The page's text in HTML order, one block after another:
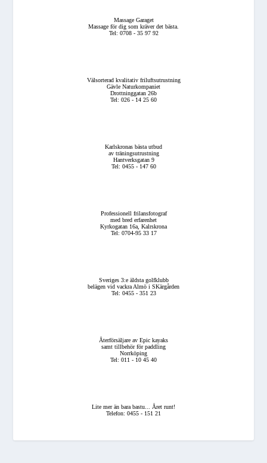
Massage Garaget
Massage för dig som kräver det bästa.
Tel: 0708 - 35 97 92
Välsorterad kvalitativ friluftsutrustning
Gävle Naturkompaniet
Drottninggatan 26b
Tel: 026 - 14 25 60
Karlskronas bästa utbud
av träningsutrustning
Hantverksgatan 9
Tel: 0455 - 147 60
Professionell frilansfotograf
med bred erfarenhet
Kyrkogatan 16a, Kalrskrona
Tel: 0704-95 33 17
Sveriges 3:e äldsta golfklubb
belägen vid vackra Almö i SKärgården
Tel: 0455 - 351 23
Återförsäljare av Epic kayaks
samt tillbehör för paddling
Norrköping
Tel: 011 - 10 45 40
Lite mer än bara bastu... Året runt!
Telefon: 0455 - 151 21